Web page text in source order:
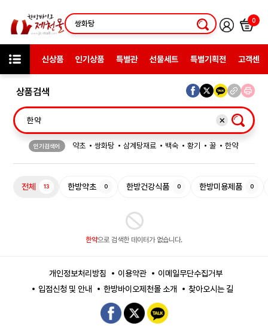
0
신상품 인기상품 특별관 선물세트 특별기획전 고객센터
상품검색
인기검색어 약초 쌍화탕 삼계탕재료 백숙 황기 꿀
한약
전체 13 한방약초 0 한방건강식품 0 한방미용제품 0
한약으로 검색한 데이터가 없습니다.
개인정보처리방침 이용약관
이메일무단수집거부
입점신청 및 안내
한방바이오제천몰 소개 찾아오시는 길